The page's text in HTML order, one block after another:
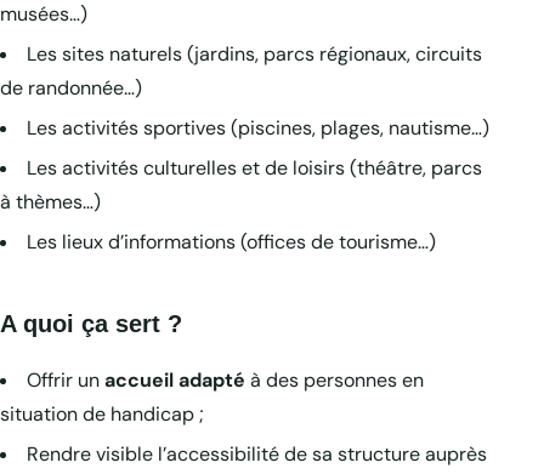
musées…)
Les sites naturels (jardins, parcs régionaux, circuits
de randonnée…)
Les activités sportives (piscines, plages, nautisme…)
Les activités culturelles et de loisirs (théâtre, parcs
à thèmes…)
Les lieux d’informations (offices de tourisme…)
A quoi ça sert ?
Offrir unaccueil adapté à des personnes en
situation de handicap ;
Rendre visible l’accessibilité de sa structure auprès